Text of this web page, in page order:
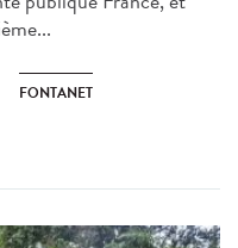
FONTANET